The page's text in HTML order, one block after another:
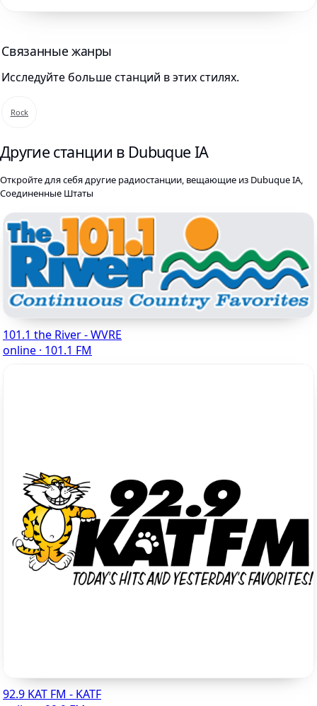
Связанные жанры
Исследуйте больше станций в этих стилях.
Rock
Другие станции в Dubuque IA
Откройте для себя другие радиостанции, вещающие из Dubuque IA,
Соединенные Штаты
101.1 the River - WVRE
online · 101.1 FM
92.9 KAT FM - KATF